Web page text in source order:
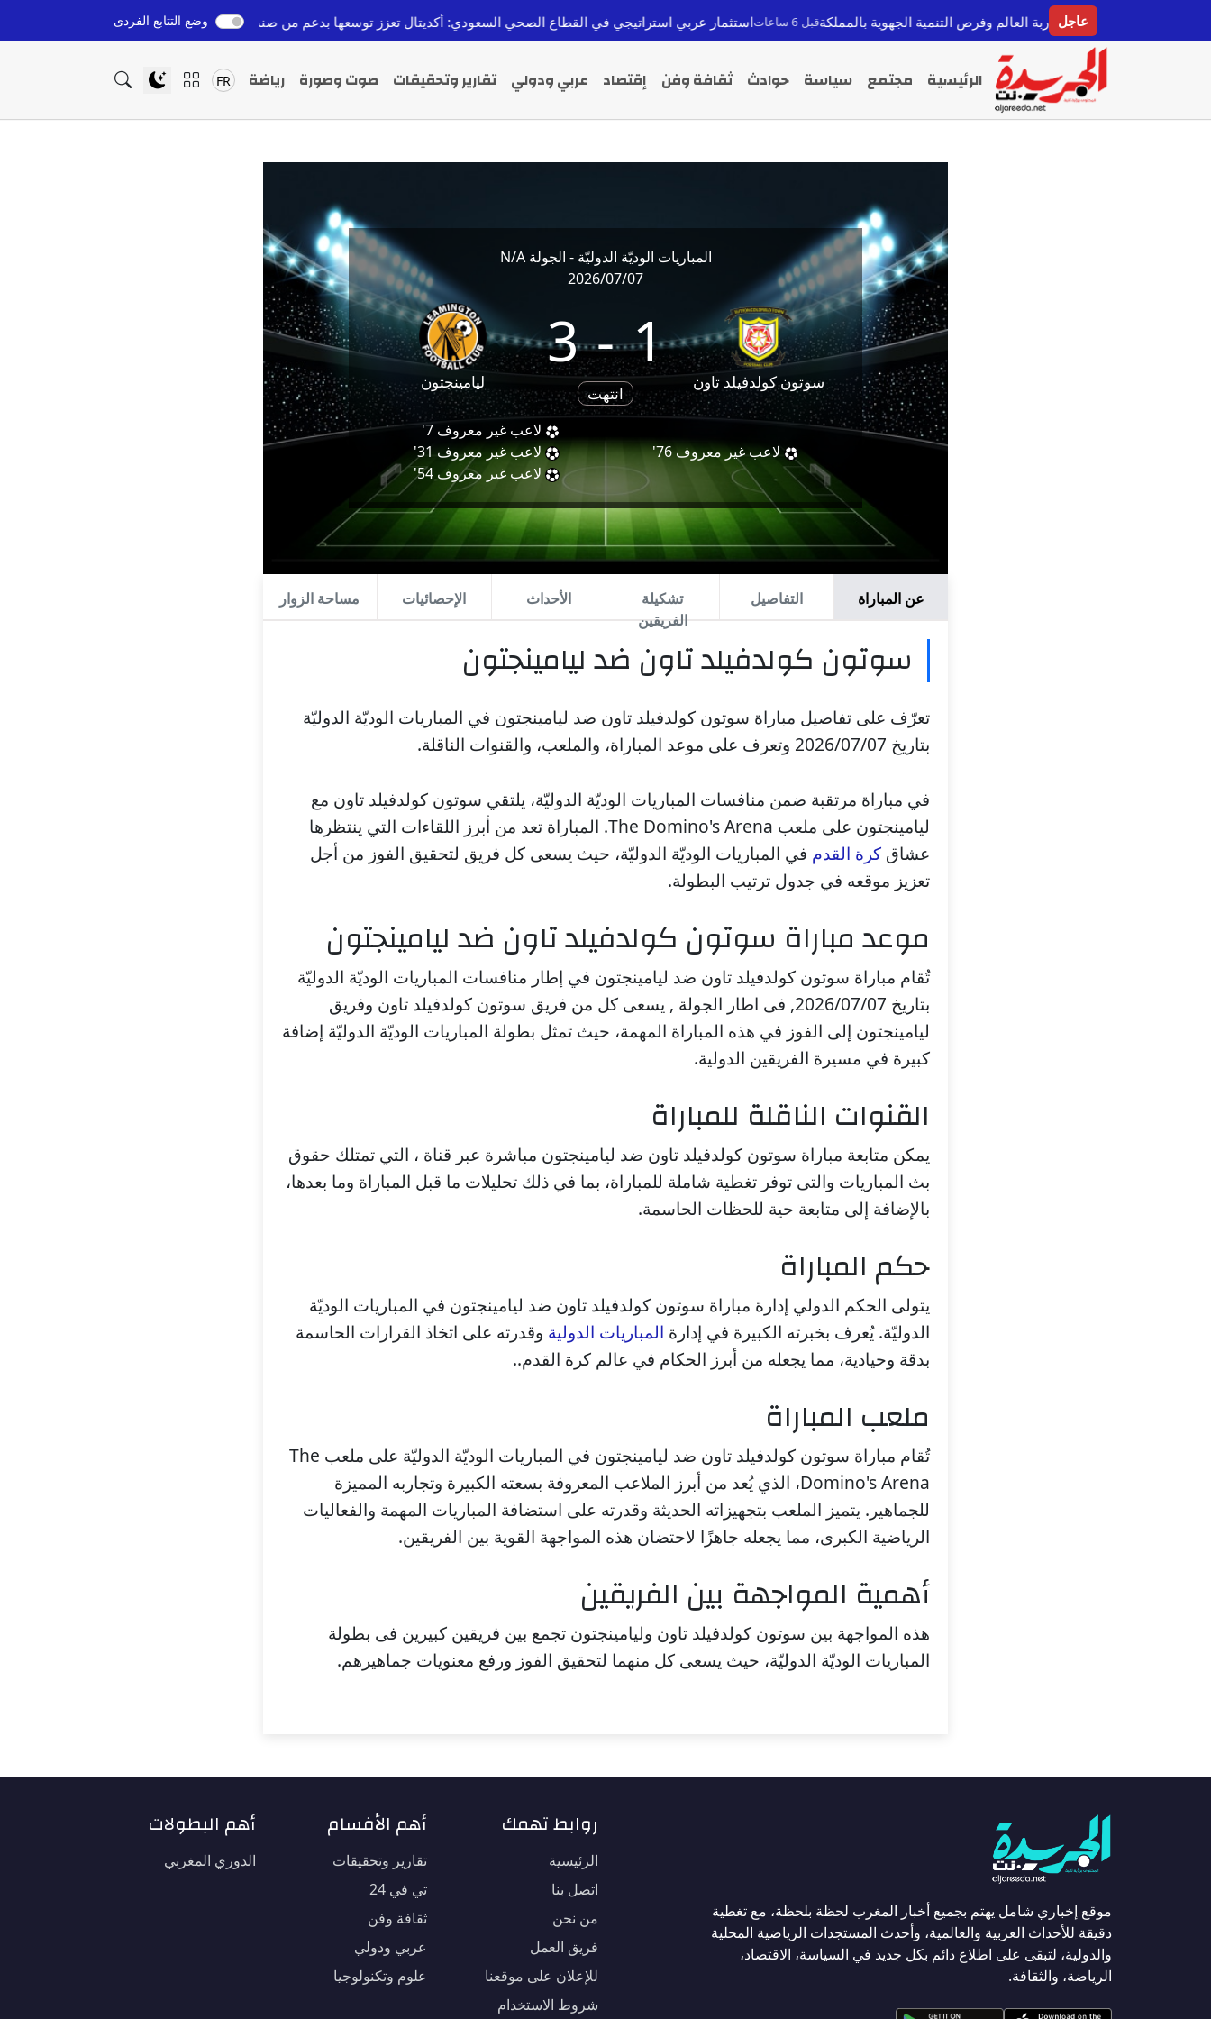
عاجل قبل 6 ساعات استثمار عربي استراتيجي في القطاع الصحي السعودي: أكديتال تعزز توسعها بدعم من صندوق عربي قبل 7 ساعات البرنامج الانتخابي لحزب التقدم والاشتراكية 2026: رؤية متكاملة
وضع التتابع الفردى
الرئيسية مجتمع سياسة حوادث ثقافة وفن إقتصاد عربي ودولي تقارير وتحقيقات صوت وصورة رياضة FR
المباريات الوديّة الدوليّة - الجولة N/A
2026/07/07
سوتون كولدفيلد تاون
1
-
3
انتهت
ليامينجتون
لاعب غير معروف76'
لاعب غير معروف7'
لاعب غير معروف31'
لاعب غير معروف54'
عن المباراة التفاصيل
تشكيلة
الفريقين
الأحداث الإحصائيات مساحة الزوار
سوتون كولدفيلد تاون ضد ليامينجتون
تعرّف على تفاصيل مباراة سوتون كولدفيلد تاون ضد ليامينجتون في المباريات الوديّة الدوليّة
بتاريخ 2026/07/07 وتعرف على موعد المباراة، والملعب، والقنوات الناقلة.
في مباراة مرتقبة ضمن منافسات المباريات الوديّة الدوليّة، يلتقي سوتون كولدفيلد تاون مع
ليامينجتون على ملعب The Domino's Arena. المباراة تعد من أبرز اللقاءات التي ينتظرها
عشاق كرة القدم في المباريات الوديّة الدوليّة، حيث يسعى كل فريق لتحقيق الفوز من أجل
تعزيز موقعه في جدول ترتيب البطولة.
موعد مباراة سوتون كولدفيلد تاون ضد ليامينجتون
تُقام مباراة سوتون كولدفيلد تاون ضد ليامينجتون في إطار منافسات المباريات الوديّة الدوليّة
بتاريخ 2026/07/07, فى اطار الجولة , يسعى كل من فريق سوتون كولدفيلد تاون وفريق
ليامينجتون إلى الفوز في هذه المباراة المهمة، حيث تمثل بطولة المباريات الوديّة الدوليّة إضافة
كبيرة في مسيرة الفريقين الدولية.
القنوات الناقلة للمباراة
يمكن متابعة مباراة سوتون كولدفيلد تاون ضد ليامينجتون مباشرة عبر قناة ، التي تمتلك حقوق
بث المباريات والتى توفر تغطية شاملة للمباراة، بما في ذلك تحليلات ما قبل المباراة وما بعدها،
بالإضافة إلى متابعة حية للحظات الحاسمة.
حكم المباراة
يتولى الحكم الدولي إدارة مباراة سوتون كولدفيلد تاون ضد ليامينجتون في المباريات الوديّة
الدوليّة. يُعرف بخبرته الكبيرة في إدارة المباريات الدولية وقدرته على اتخاذ القرارات الحاسمة
بدقة وحيادية، مما يجعله من أبرز الحكام في عالم كرة القدم..
ملعب المباراة
تُقام مباراة سوتون كولدفيلد تاون ضد ليامينجتون في المباريات الوديّة الدوليّة على ملعب The
Domino's Arena، الذي يُعد من أبرز الملاعب المعروفة بسعته الكبيرة وتجاربه المميزة
للجماهير. يتميز الملعب بتجهيزاته الحديثة وقدرته على استضافة المباريات المهمة والفعاليات
الرياضية الكبرى، مما يجعله جاهزًا لاحتضان هذه المواجهة القوية بين الفريقين.
أهمية المواجهة بين الفريقين
هذه المواجهة بين سوتون كولدفيلد تاون وليامينجتون تجمع بين فريقين كبيرين فى بطولة
المباريات الوديّة الدوليّة، حيث يسعى كل منهما لتحقيق الفوز ورفع معنويات جماهيرهم.
موقع إخباري شامل يهتم بجميع أخبار المغرب لحظة بلحظة، مع تغطية
دقيقة للأحداث العربية والعالمية، وأحدث المستجدات الرياضية المحلية
والدولية، لتبقى على اطلاع دائم بكل جديد في السياسة، الاقتصاد،
الرياضة، والثقافة.
روابط تهمك
الرئيسية
اتصل بنا
من نحن
فريق العمل
للإعلان على موقعنا
شروط الاستخدام
أهم الأفسام
تقارير وتحقيقات
تي في 24
ثقافة وفن
عربي ودولي
علوم وتكنولوجيا
أهم البطولات
الدوري المغربي